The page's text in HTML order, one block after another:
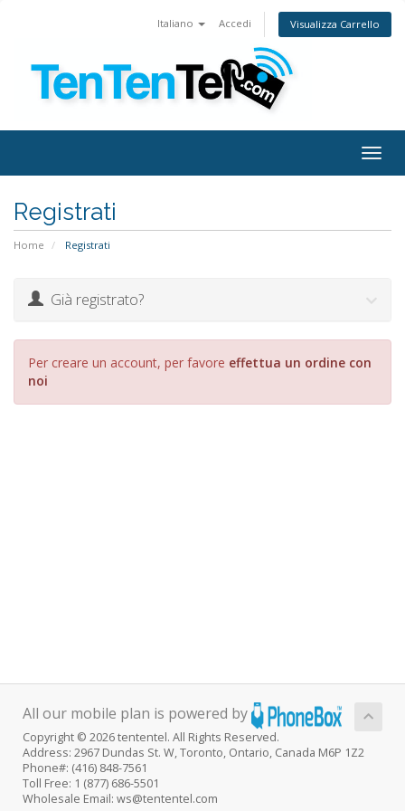
Italiano Accedi Visualizza Carrello
Registrati
Home Registrati
Già registrato?
Per creare un account, per favore effettua un ordine con
noi
All our mobile plan is powered by
Copyright © 2026 tententel. All Rights Reserved.
Address: 2967 Dundas St. W, Toronto, Ontario, Canada M6P 1Z2
Phone#: (416) 848-7561
Toll Free: 1 (877) 686-5501
Wholesale Email: ws@tententel.com